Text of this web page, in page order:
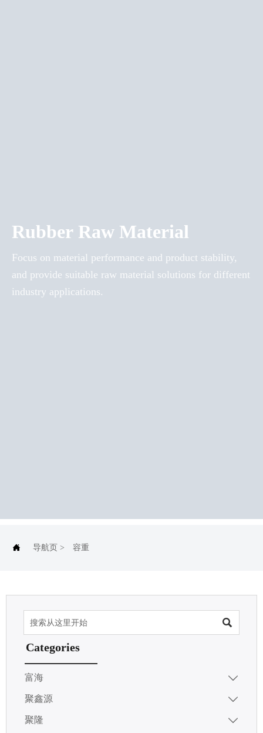
Rubber Raw Material
Focus on material performance and product stability,
and provide suitable raw material solutions for different
industry applications.
 导航页 > 容重

Categories
富海 
聚鑫源 
聚隆 